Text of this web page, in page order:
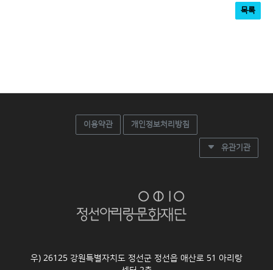
목록
이용약관 개인정보처리방침
유관기관
우) 26125 강원특별자치도 정선군 정선읍 애산로 51 아리랑